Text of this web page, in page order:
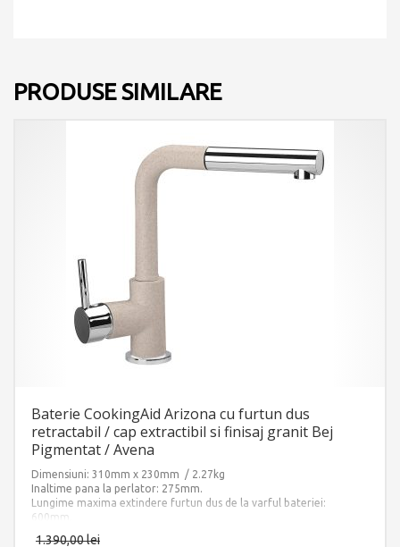
PRODUSE SIMILARE
Baterie CookingAid Arizona cu furtun dus
retractabil / cap extractibil si finisaj granit Bej
Pigmentat / Avena
Dimensiuni: 310mm x 230mm / 2.27kg
Inaltime pana la perlator: 275mm.
Lungime maxima extindere furtun dus de la varful bateriei:
600mm.
Finisaj: Ultra Granit BEJ PIGMENTAT – AVENA
1.390,00lei